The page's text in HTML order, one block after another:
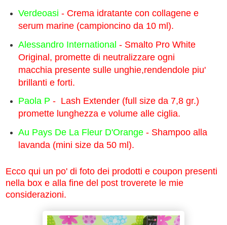
Verdeoasi - Crema idratante con collagene e
serum marine (campioncino da 10 ml).
Alessandro International - Smalto Pro White
Original, promette di neutralizzare ogni
macchia presente sulle unghie,rendendole piu'
brillanti e forti.
Paola P - Lash Extender (full size da 7,8 gr.)
promette lunghezza e volume alle ciglia.
Au Pays De La Fleur D'Orange - Shampoo alla
lavanda (mini size da 50 ml).
Ecco qui un po' di foto dei prodotti e coupon presenti
nella box e alla fine del post troverete le mie
considerazioni.